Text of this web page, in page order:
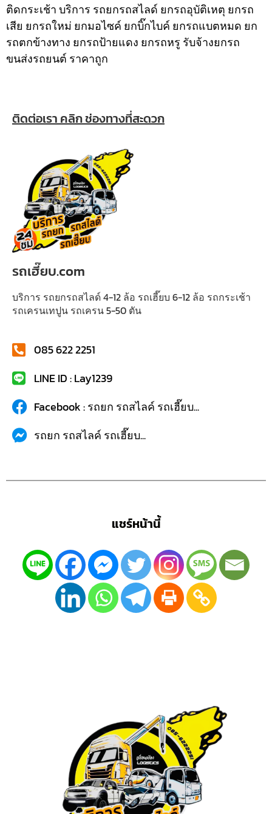
ติดกระเช้าบริการ รถยกรถสไลด์ ยกรถอุบัติเหตุ ยกรถ
เสีย ยกรถใหม่ ยกมอไซค์ ยกบิ๊กไบค์ ยกรถแบตหมด ยก
รถตกข้างทาง ยกรถป้ายแดง ยกรถหรู รับจ้างยกรถ
ขนส่งรถยนต์ ราคาถูก
ติดต่อเรา คลิก ช่องทางที่สะดวก
รถเฮี๊ยบ.com
บริการ รถยกรถสไลด์ 4-12 ล้อ รถเฮี๊ยบ 6-12 ล้อ รถกระเช้า
รถเครนเทปูน รถเครน 5-50 ตัน
085 622 2251
LINE ID : Lay1239
Facebook : รถยก รถสไลค์ รถเฮี๊ยบ...
รถยก รถสไลค์ รถเฮี๊ยบ...
แชร์หน้านี้